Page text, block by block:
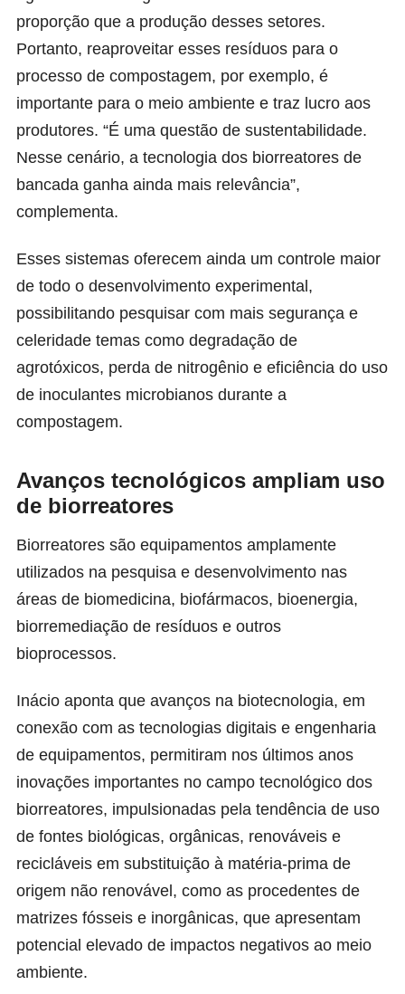
proporção que a produção desses setores.
Portanto, reaproveitar esses resíduos para o
processo de compostagem, por exemplo, é
importante para o meio ambiente e traz lucro aos
produtores. “É uma questão de sustentabilidade.
Nesse cenário, a tecnologia dos biorreatores de
bancada ganha ainda mais relevância”,
complementa.
Esses sistemas oferecem ainda um controle maior
de todo o desenvolvimento experimental,
possibilitando pesquisar com mais segurança e
celeridade temas como degradação de
agrotóxicos, perda de nitrogênio e eficiência do uso
de inoculantes microbianos durante a
compostagem.
Avanços tecnológicos ampliam uso
de biorreatores
Biorreatores são equipamentos amplamente
utilizados na pesquisa e desenvolvimento nas
áreas de biomedicina, biofármacos, bioenergia,
biorremediação de resíduos e outros
bioprocessos.
Inácio aponta que avanços na biotecnologia, em
conexão com as tecnologias digitais e engenharia
de equipamentos, permitiram nos últimos anos
inovações importantes no campo tecnológico dos
biorreatores, impulsionadas pela tendência de uso
de fontes biológicas, orgânicas, renováveis e
recicláveis em substituição à matéria-prima de
origem não renovável, como as procedentes de
matrizes fósseis e inorgânicas, que apresentam
potencial elevado de impactos negativos ao meio
ambiente.